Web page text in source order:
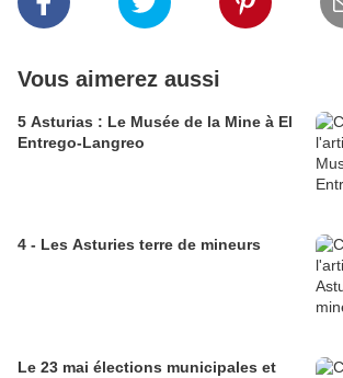
Vous aimerez aussi
5 Asturias : Le Musée de la Mine à El
Entrego-Langreo
4 - Les Asturies terre de mineurs
Le 23 mai élections municipales et